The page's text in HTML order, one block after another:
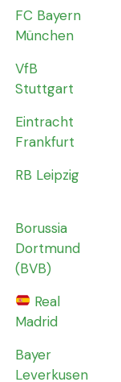
FC Bayern
München
VfB
Stuttgart
Eintracht
Frankfurt
RB Leipzig
Borussia
Dortmund
(BVB)
Real
Madrid
Bayer
Leverkusen